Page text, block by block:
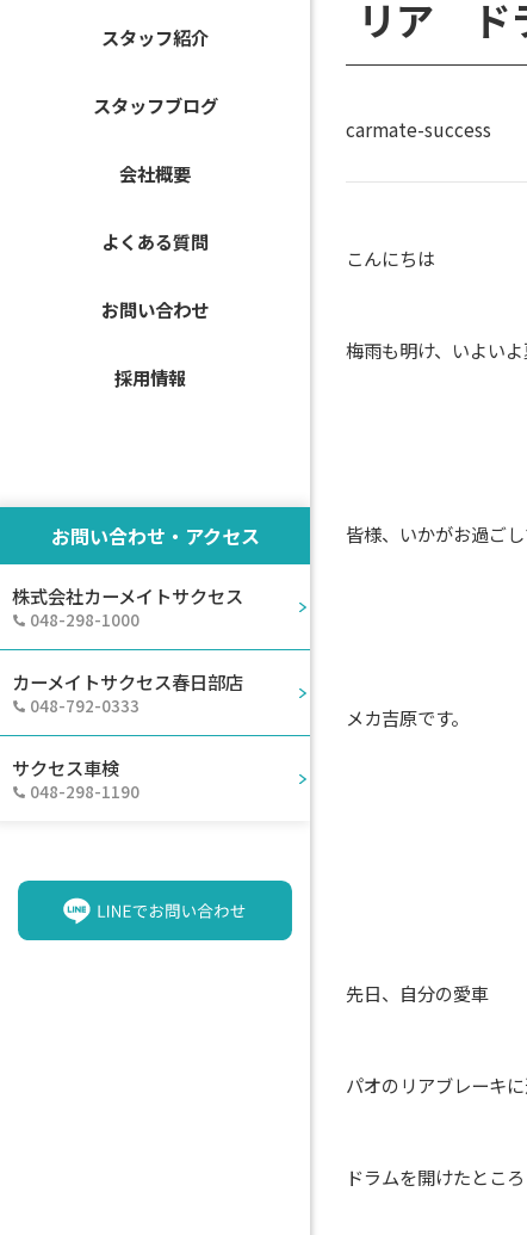
スタッフ紹介
スタッフブログ
会社概要
よくある質問
お問い合わせ
採用情報
お問い合わせ・アクセス
株式会社カーメイトサクセス
048-298-1000
カーメイトサクセス春日部店
048-792-0333
サクセス車検
048-298-1190
リア ド
carmate-success
こんにちは
梅雨も明け、いよいよ
皆様、いかがお過ごし
メカ吉原です。
先日、自分の愛車
パオのリアブレーキ
ドラムを開けたところ